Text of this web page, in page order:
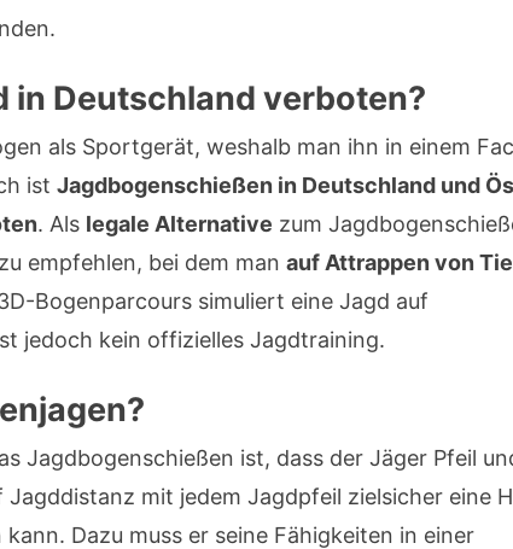
in Deutschland verboten?
als Sportgerät, weshalb man ihn in einem
ist Jagdbogenschießen in Deutschland und
. Als legale Alternative zum
zu empfehlen, bei dem man auf Attrappen von
Bogenparcours simuliert eine Jagd auf
jedoch kein offizielles Jagdtraining.
Jagdbogenschießen ist, dass der Jäger Pfeil
mit jedem Jagdpfeil zielsicher eine
Dazu muss er seine Fähigkeiten in einer